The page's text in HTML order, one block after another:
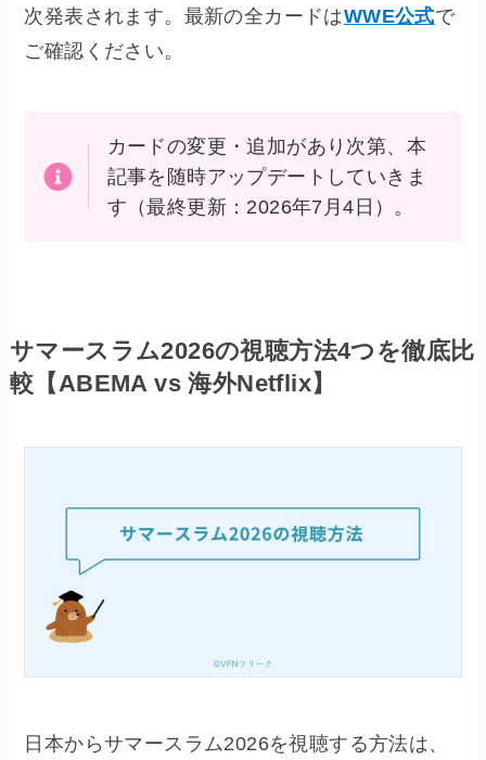
次発表されます。最新の全カードはWWE公式で
ご確認ください。
カードの変更・追加があり次第、本
記事を随時アップデートしていきま
す（最終更新：2026年7月4日）。
サマースラム2026の視聴方法4つを徹底比
較【ABEMA vs 海外Netflix】
日本からサマースラム2026を視聴する方法は、